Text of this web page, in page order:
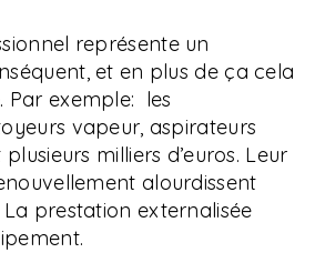
représente un
et en plus de ça cela
Par exemple: les
vapeur, aspirateurs
milliers d’euros. Leur
alourdissent
prestation externalisée